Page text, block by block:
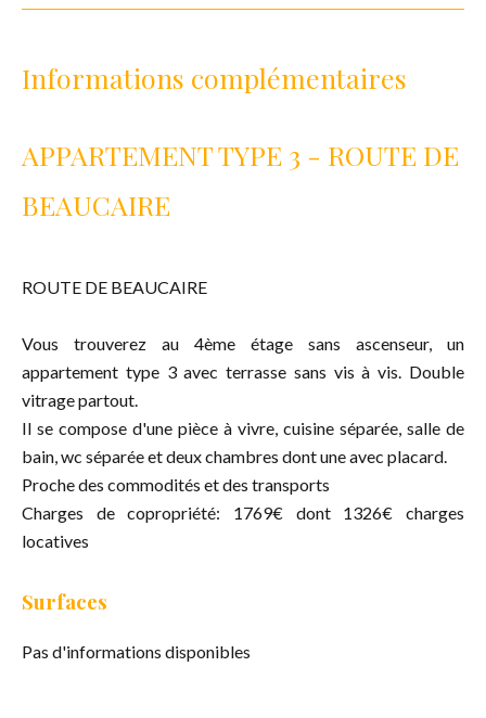
Informations complémentaires
APPARTEMENT TYPE 3 - ROUTE DE
BEAUCAIRE
ROUTE DE BEAUCAIRE
Vous trouverez au 4ème étage sans ascenseur, un
appartement type 3 avec terrasse sans vis à vis. Double
vitrage partout.
Il se compose d'une pièce à vivre, cuisine séparée, salle de
bain, wc séparée et deux chambres dont une avec placard.
Proche des commodités et des transports
Charges de copropriété: 1769€ dont 1326€ charges
locatives
Surfaces
Pas d'informations disponibles